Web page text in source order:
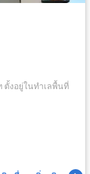
ตั้งอยู่ในทำเลพื้นที่